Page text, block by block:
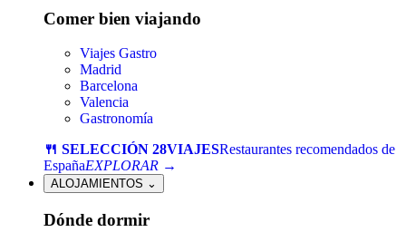
Comer bien viajando
Viajes Gastro
Madrid
Barcelona
Valencia
Gastronomía
🍴 SELECCIÓN 28VIAJESRestaurantes recomendados de
EspañaEXPLORAR →
ALOJAMIENTOS ⌄
Dónde dormir